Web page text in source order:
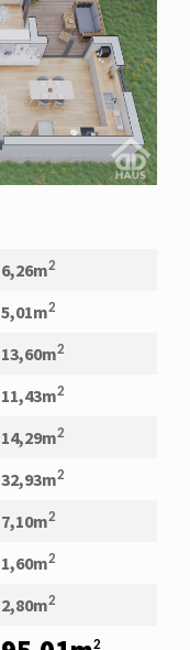
6,26m2
5,01m2
13,60m2
11,43m2
14,29m2
32,93m2
7,10m2
1,60m2
2,80m2
2